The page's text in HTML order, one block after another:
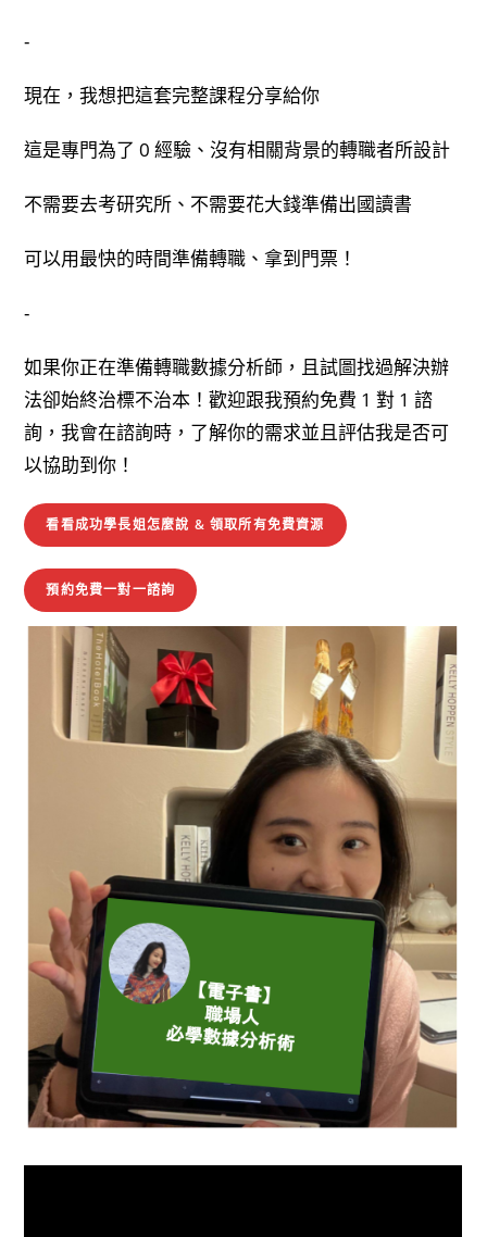
-
現在，我想把這套完整課程分享給你
這是專門為了 0 經驗、沒有相關背景的轉職者所設計
不需要去考研究所、不需要花大錢準備出國讀書
可以用最快的時間準備轉職、拿到門票！
-
如果你正在準備轉職數據分析師，且試圖找過解決辦
法卻始終治標不治本！歡迎跟我預約免費 1 對 1 諮
詢，我會在諮詢時，了解你的需求並且評估我是否可
以協助到你！
看看成功學長姐怎麼說 & 領取所有免費資源
預約免費一對一諮詢